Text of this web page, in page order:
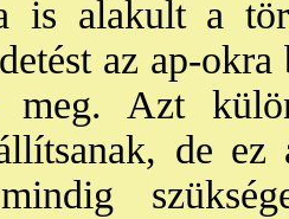
is alakult a
az ap-
meg. Azt
de